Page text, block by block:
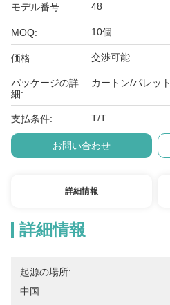
モデル番号: 48
MOQ: 10個
価格: 交渉可能
パッケージの詳
細:
カートン/パレット
支払条件: T/T
お問い合わせ
詳細情報
詳細情報
起源の場所:
中国